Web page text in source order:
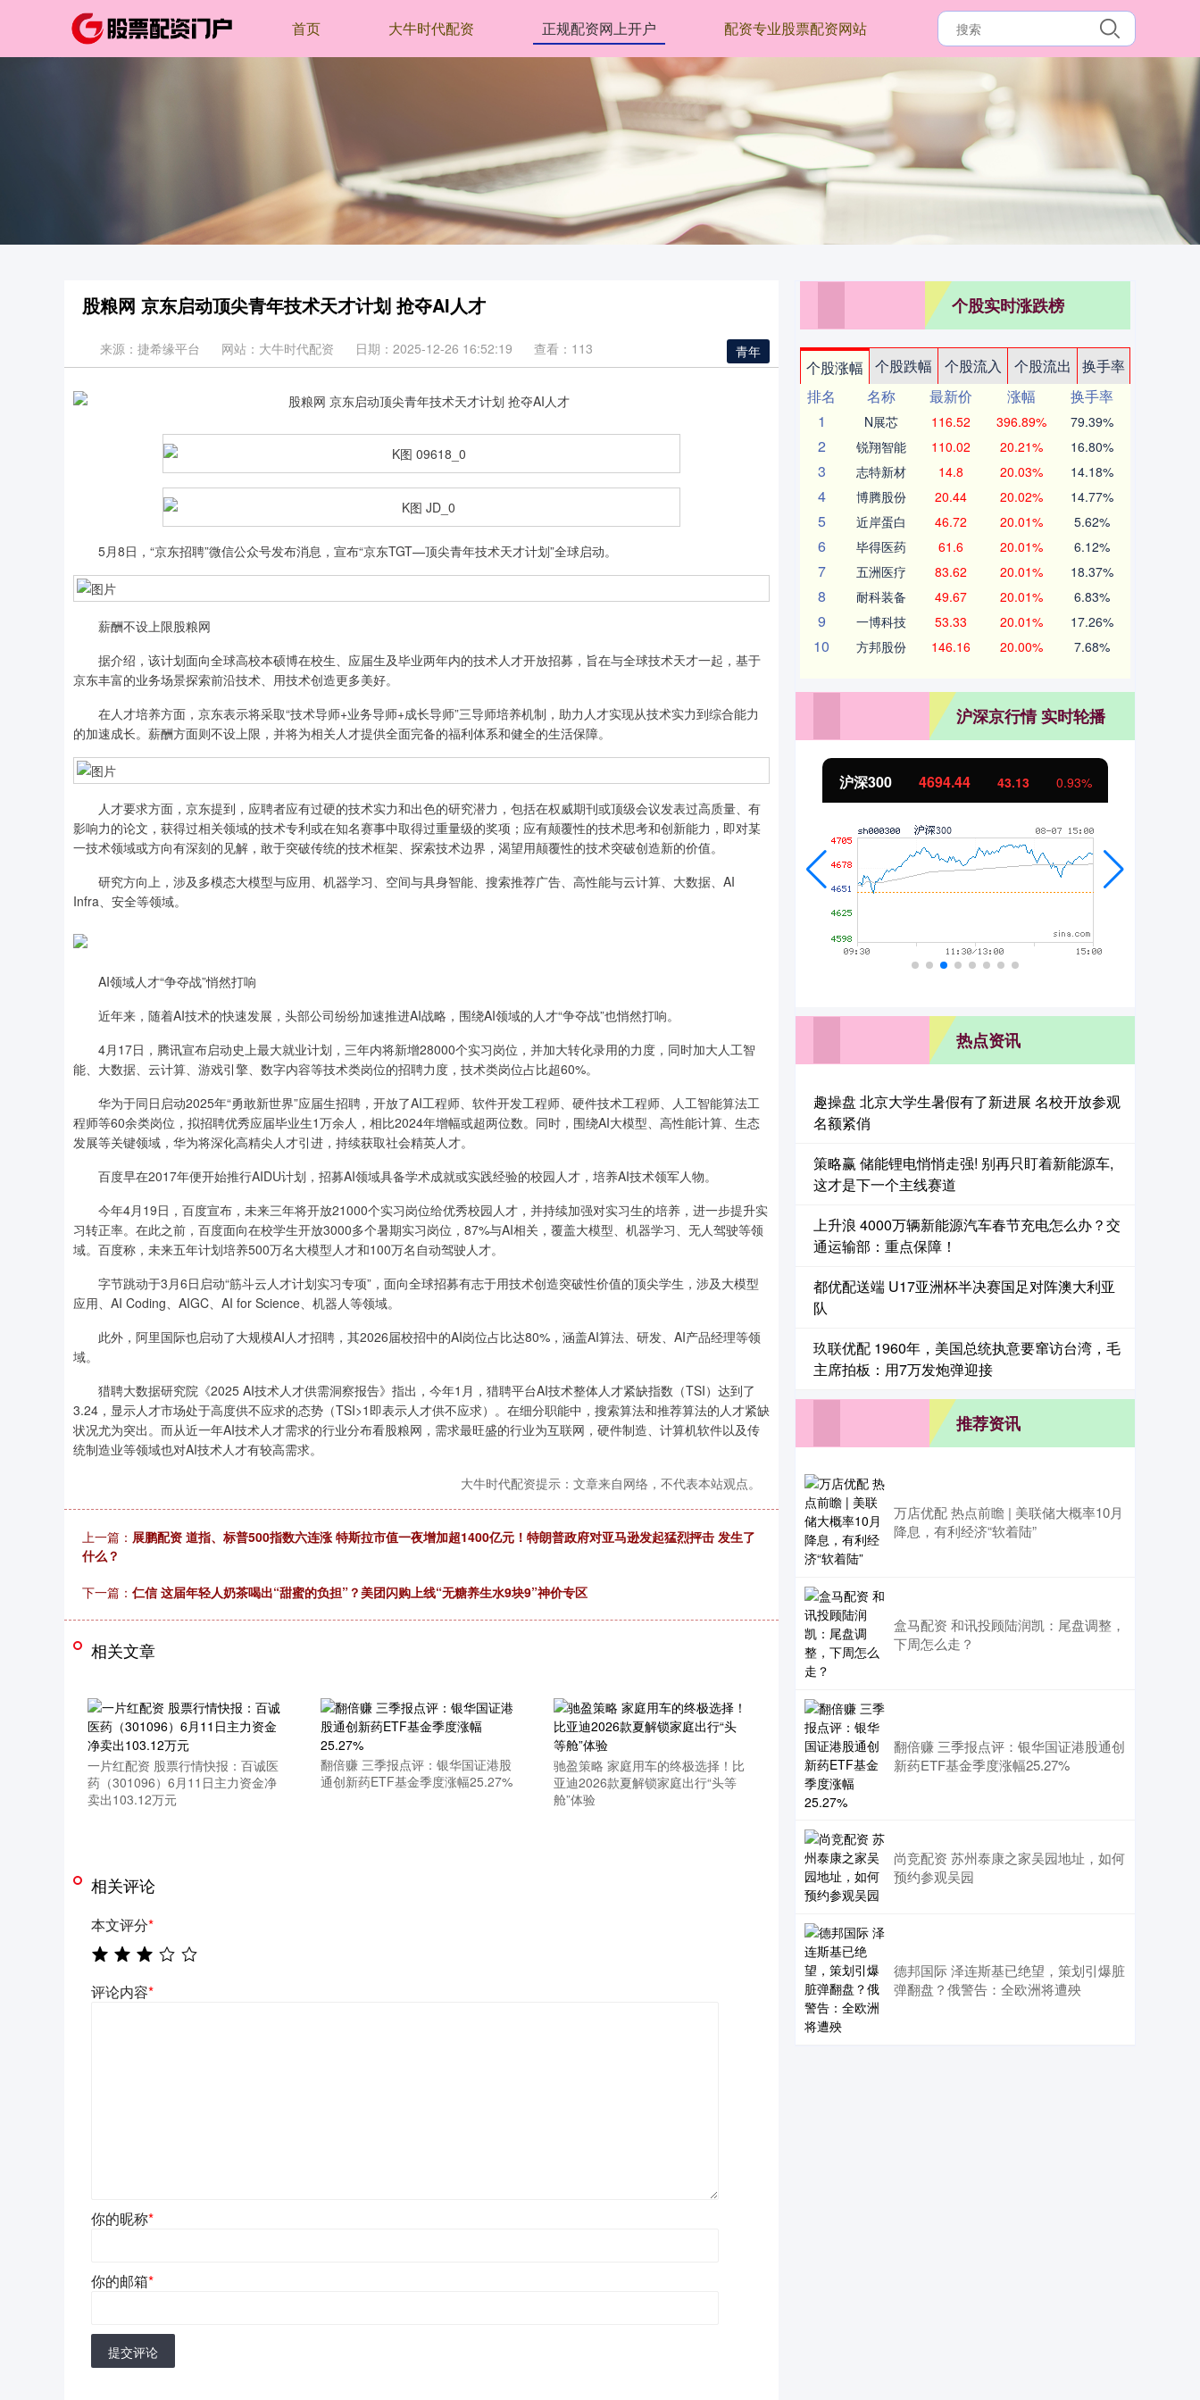
首页 大牛时代配资 正规配资网上开户 配资专业股票配资网站
股粮网 京东启动顶尖青年技术天才计划 抢夺AI人才
青年
来源：捷希缘平台 网站：大牛时代配资 日期：2025-12-26 16:52:19 查看：113
5月8日，“京东招聘”微信公众号发布消息，宣布“京东TGT—顶尖青年技术天才计划”全球启动。
薪酬不设上限股粮网
据介绍，该计划面向全球高校本硕博在校生、应届生及毕业两年内的技术人才开放招募，旨在与全球技术天才一起，基于
京东丰富的业务场景探索前沿技术、用技术创造更多美好。
在人才培养方面，京东表示将采取“技术导师+业务导师+成长导师”三导师培养机制，助力人才实现从技术实力到综合能力
的加速成长。薪酬方面则不设上限，并将为相关人才提供全面完备的福利体系和健全的生活保障。
人才要求方面，京东提到，应聘者应有过硬的技术实力和出色的研究潜力，包括在权威期刊或顶级会议发表过高质量、有
影响力的论文，获得过相关领域的技术专利或在知名赛事中取得过重量级的奖项；应有颠覆性的技术思考和创新能力，即对某
一技术领域或方向有深刻的见解，敢于突破传统的技术框架、探索技术边界，渴望用颠覆性的技术突破创造新的价值。
研究方向上，涉及多模态大模型与应用、机器学习、空间与具身智能、搜索推荐广告、高性能与云计算、大数据、AI
Infra、安全等领域。
AI领域人才“争夺战”悄然打响
近年来，随着AI技术的快速发展，头部公司纷纷加速推进AI战略，围绕AI领域的人才“争夺战”也悄然打响。
4月17日，腾讯宣布启动史上最大就业计划，三年内将新增28000个实习岗位，并加大转化录用的力度，同时加大人工智
能、大数据、云计算、游戏引擎、数字内容等技术类岗位的招聘力度，技术类岗位占比超60%。
华为于同日启动2025年“勇敢新世界”应届生招聘，开放了AI工程师、软件开发工程师、硬件技术工程师、人工智能算法工
程师等60余类岗位，拟招聘优秀应届毕业生1万余人，相比2024年增幅或超两位数。同时，围绕AI大模型、高性能计算、生态
发展等关键领域，华为将深化高精尖人才引进，持续获取社会精英人才。
百度早在2017年便开始推行AIDU计划，招募AI领域具备学术成就或实践经验的校园人才，培养AI技术领军人物。
今年4月19日，百度宣布，未来三年将开放21000个实习岗位给优秀校园人才，并持续加强对实习生的培养，进一步提升实
习转正率。在此之前，百度面向在校学生开放3000多个暑期实习岗位，87%与AI相关，覆盖大模型、机器学习、无人驾驶等领
域。百度称，未来五年计划培养500万名大模型人才和100万名自动驾驶人才。
字节跳动于3月6日启动“筋斗云人才计划实习专项”，面向全球招募有志于用技术创造突破性价值的顶尖学生，涉及大模型
应用、AI Coding、AIGC、AI for Science、机器人等领域。
此外，阿里国际也启动了大规模AI人才招聘，其2026届校招中的AI岗位占比达80%，涵盖AI算法、研发、AI产品经理等领
域。
猎聘大数据研究院《2025 AI技术人才供需洞察报告》指出，今年1月，猎聘平台AI技术整体人才紧缺指数（TSI）达到了
3.24，显示人才市场处于高度供不应求的态势（TSI>1即表示人才供不应求）。在细分职能中，搜索算法和推荐算法的人才紧缺
状况尤为突出。而从近一年AI技术人才需求的行业分布看股粮网，需求最旺盛的行业为互联网，硬件制造、计算机软件以及传
统制造业等领域也对AI技术人才有较高需求。
大牛时代配资提示：文章来自网络，不代表本站观点。
上一篇： 展鹏配资 道指、标普500指数六连涨 特斯拉市值一夜增加超1400亿元！特朗普政府对亚马逊发起猛烈抨击 发生了
什么？
下一篇： 仁信 这届年轻人奶茶喝出“甜蜜的负担”？美团闪购上线“无糖养生水9块9”神价专区
相关文章
一片红配资 股票行情快报：百诚医
药（301096）6月11日主力资金净
卖出103.12万元
翻倍赚 三季报点评：银华国证港股
通创新药ETF基金季度涨幅25.27%
驰盈策略 家庭用车的终极选择！比
亚迪2026款夏解锁家庭出行“头等
舱”体验
相关评论
本文评分*
评论内容*
你的昵称*
你的邮箱*
提交评论
个股实时涨跌榜
个股涨幅 个股跌幅 个股流入 个股流出
换手率
排名
名称 最新价 涨幅
换手率
1
N展芯 116.52 396.89% 79.39%
2 锐翔智能 110.02 20.21% 16.80%
3 志特新材 14.8 20.03% 14.18%
4 博腾股份 20.44 20.02% 14.77%
5 近岸蛋白 46.72 20.01% 5.62%
6 毕得医药 61.6 20.01% 6.12%
7 五洲医疗 83.62 20.01% 18.37%
8 耐科装备 49.67 20.01% 6.83%
9 一博科技 53.33 20.01% 17.26%
10 方邦股份 146.16 20.00% 7.68%
沪深京行情 实时轮播
2.13% 上证指数 3940.04 39.68 1.02% 深证成指 14311.01 200.89 1.42% 沪深300 4694.44 43.13 0.93%
热点资讯
趣操盘 北京大学生暑假有了新进展 名校开放参观
名额紧俏
策略赢 储能锂电悄悄走强! 别再只盯着新能源车,
这才是下一个主线赛道
上升浪 4000万辆新能源汽车春节充电怎么办？交
通运输部：重点保障！
都优配送端 U17亚洲杯半决赛国足对阵澳大利亚
队
玖联优配 1960年，美国总统执意要窜访台湾，毛
主席拍板：用7万发炮弹迎接
推荐资讯
万店优配 热点前瞻 | 美联储大概率10月
降息，有利经济“软着陆”
盒马配资 和讯投顾陆润凯：尾盘调整，
下周怎么走？
翻倍赚 三季报点评：银华国证港股通创
新药ETF基金季度涨幅25.27%
尚竞配资 苏州泰康之家吴园地址，如何
预约参观吴园
德邦国际 泽连斯基已绝望，策划引爆脏
弹翻盘？俄警告：全欧洲将遭殃